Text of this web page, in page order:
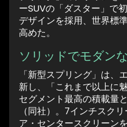
ーSUVの「ダスター」で
デザインを採用、世界標
高めた。
ソリッドでモダン
「新型スプリング」は、
新し、「これまで以上に
セグメント最高の積載量
（同社）。7インチスク
ア・センタースクリーン